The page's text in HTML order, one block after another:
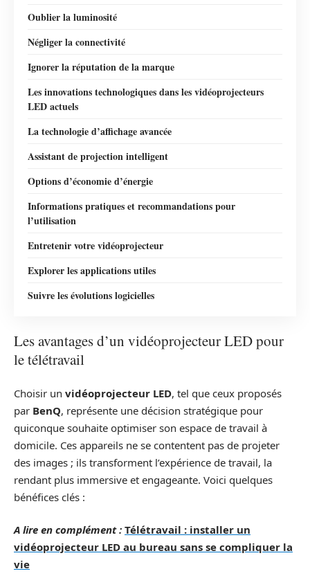
Oublier la luminosité
Négliger la connectivité
Ignorer la réputation de la marque
Les innovations technologiques dans les vidéoprojecteurs
LED actuels
La technologie d’affichage avancée
Assistant de projection intelligent
Options d’économie d’énergie
Informations pratiques et recommandations pour
l’utilisation
Entretenir votre vidéoprojecteur
Explorer les applications utiles
Suivre les évolutions logicielles
Les avantages d’un vidéoprojecteur LED pour
le télétravail
Choisir un vidéoprojecteur LED, tel que ceux proposés
par BenQ, représente une décision stratégique pour
quiconque souhaite optimiser son espace de travail à
domicile. Ces appareils ne se contentent pas de projeter
des images ; ils transforment l’expérience de travail, la
rendant plus immersive et engageante. Voici quelques
bénéfices clés :
A lire en complément : Télétravail : installer un
vidéoprojecteur LED au bureau sans se compliquer la
vie